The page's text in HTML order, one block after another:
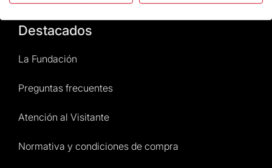
Destacados
La Fundación
Preguntas frecuentes
Atención al Visitante
Normativa y condiciones de compra